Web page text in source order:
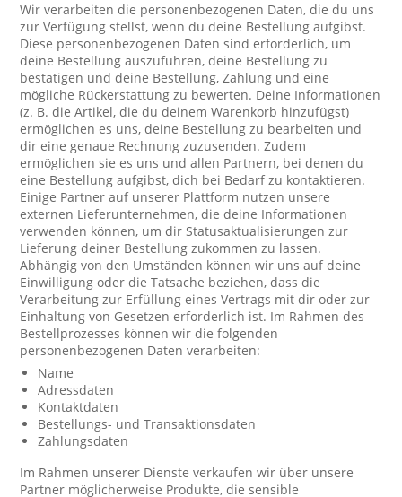
Wir verarbeiten die personenbezogenen Daten, die du uns
zur Verfügung stellst, wenn du deine Bestellung aufgibst.
Diese personenbezogenen Daten sind erforderlich, um
deine Bestellung auszuführen, deine Bestellung zu
bestätigen und deine Bestellung, Zahlung und eine
mögliche Rückerstattung zu bewerten. Deine Informationen
(z. B. die Artikel, die du deinem Warenkorb hinzufügst)
ermöglichen es uns, deine Bestellung zu bearbeiten und
dir eine genaue Rechnung zuzusenden. Zudem
ermöglichen sie es uns und allen Partnern, bei denen du
eine Bestellung aufgibst, dich bei Bedarf zu kontaktieren.
Einige Partner auf unserer Plattform nutzen unsere
externen Lieferunternehmen, die deine Informationen
verwenden können, um dir Statusaktualisierungen zur
Lieferung deiner Bestellung zukommen zu lassen.
Abhängig von den Umständen können wir uns auf deine
Einwilligung oder die Tatsache beziehen, dass die
Verarbeitung zur Erfüllung eines Vertrags mit dir oder zur
Einhaltung von Gesetzen erforderlich ist. Im Rahmen des
Bestellprozesses können wir die folgenden
personenbezogenen Daten verarbeiten:
Name
Adressdaten
Kontaktdaten
Bestellungs- und Transaktionsdaten
Zahlungsdaten
Im Rahmen unserer Dienste verkaufen wir über unsere
Partner möglicherweise Produkte, die sensible